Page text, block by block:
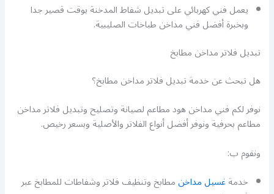
يعمل فني كهربائي على تبديل شفاط المدخنة بوقت قصير جدا
وبخبرة أفضل فني مداخن طباخات الصليبية.
تبديل فلاتر مداخن مطابخ
هل تبحث عن خدمة تبديل فلاتر مداخن مطابخ؟
نوفر لكم فني مداخن هود مطاعم لصيانة وتصليح وتبديل فلاتر مداخن
مطاعم بحرفية ونوفر أفضل أنواع الفلاتر والأصلية وبسعر رخيص.
ونقوم ب:
خدمةغسيل مداخنمطابخ وتنظيف فلاتر وشفاطات للمطابخ عبر